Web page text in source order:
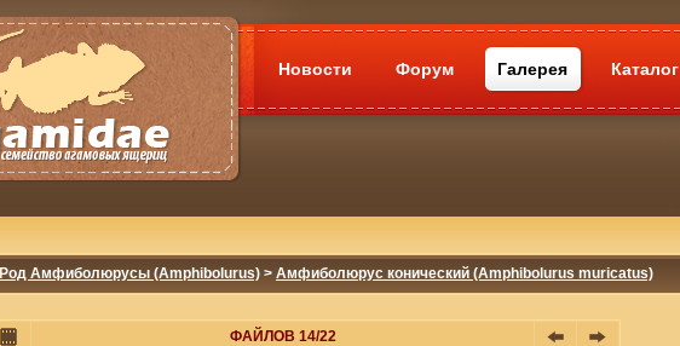
Новости Форум Галерея Каталог
Род Амфиболюрусы (Amphibolurus) > Амфиболюрус конический (Amphibolurus muricatus)
ФАЙЛОВ 14/22